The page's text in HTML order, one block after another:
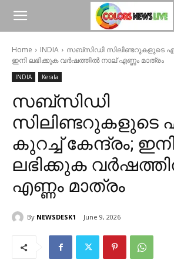
Home INDIA
സബ്‌സിഡി സിലിണ്ടറുകളുടെ
ഇനി ലഭിക്കുക വര്‍ഷത്തില്‍ നാല് എണ്ണം മാത്രം
INDIA Kerala
സബ്‌സിഡി
സിലിണ്ടറുകളുടെ
കുറച്ച് കേന്ദ്രം; ഇനി
ലഭിക്കുക
എണ്ണം മാത്രം
By NEWSDESK1 June 9, 2026